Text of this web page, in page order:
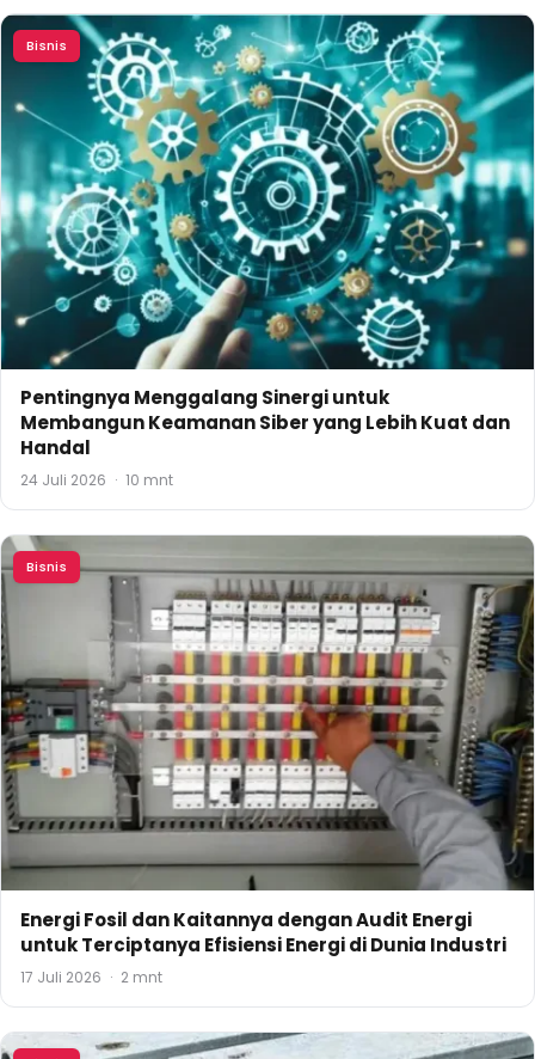
Bisnis
Pentingnya Menggalang Sinergi untuk
Membangun Keamanan Siber yang Lebih Kuat dan
Handal
24 Juli 2026 · 10 mnt
Bisnis
Energi Fosil dan Kaitannya dengan Audit Energi
untuk Terciptanya Efisiensi Energi di Dunia Industri
17 Juli 2026 · 2 mnt